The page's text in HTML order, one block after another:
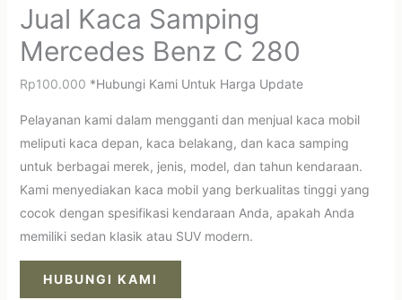
Jual Kaca Samping
Mercedes Benz C 280
Rp100.000 *Hubungi Kami Untuk Harga Update
Pelayanan kami dalam mengganti dan menjual kaca mobil
meliputi kaca depan, kaca belakang, dan kaca samping
untuk berbagai merek, jenis, model, dan tahun kendaraan.
Kami menyediakan kaca mobil yang berkualitas tinggi yang
cocok dengan spesifikasi kendaraan Anda, apakah Anda
memiliki sedan klasik atau SUV modern.
HUBUNGI KAMI